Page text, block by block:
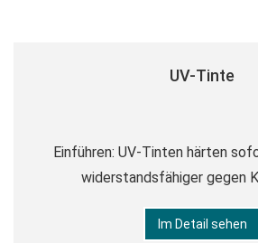
UV-Tinte
Einführen: UV-Tinten härten
widerstandsfähiger gegen
synthetischen Substraten wie
Im Detail sehen